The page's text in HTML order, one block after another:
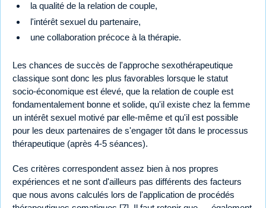
la qualité de la relation de couple,
l'intérêt sexuel du partenaire,
une collaboration précoce à la thérapie.
Les chances de succès de l'approche sexothérapeutique
classique sont donc les plus favorables lorsque le statut
socio-économique est élevé, que la relation de couple est
fondamentalement bonne et solide, qu'il existe chez la femme
un intérêt sexuel motivé par elle-même et qu'il est possible
pour les deux partenaires de s'engager tôt dans le processus
thérapeutique (après 4-5 séances).
Ces critères correspondent assez bien à nos propres
expériences et ne sont d'ailleurs pas différents des facteurs
que nous avons calculés lors de l'application de procédés